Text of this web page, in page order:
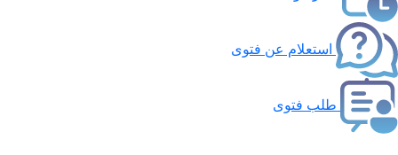
استعلام عن فتوى
طلب فتوى